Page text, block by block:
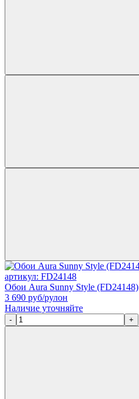
артикул: FD24148
Обои Aura Sunny Style (FD24148)
3 690 руб/рулон
Наличие уточняйте
- +